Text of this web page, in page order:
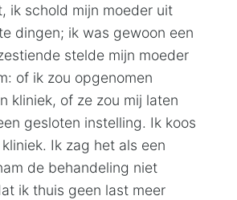
ik schold mijn moeder uit
dingen; ik was gewoon een
stelde mijn moeder
of ik zou opgenomen
kliniek, of ze zou mij laten
gesloten instelling. Ik koos
Ik zag het als een
de behandeling niet
ik thuis geen last meer